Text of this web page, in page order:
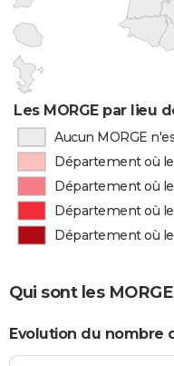
Les MORGE par lieu
Aucun MORGE
Département où
Département où
Département où
Département où
Qui sont les
Evolution du nombre